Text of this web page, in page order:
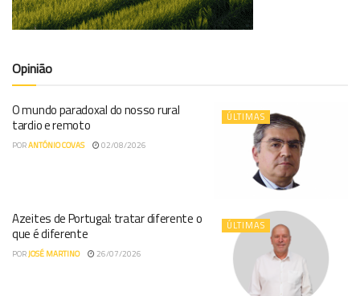
Opinião
ÚLTIMAS
O mundo paradoxal do nosso rural
tardio e remoto
PORANTÓNIO COVAS 02/08/2026
ÚLTIMAS
Azeites de Portugal: tratar diferente o
que é diferente
PORJOSÉ MARTINO 26/07/2026